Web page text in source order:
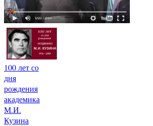
100 лет со
дня
рождения
академика
М.И.
Кузина